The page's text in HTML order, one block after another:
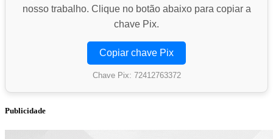
nosso trabalho. Clique no botão abaixo para copiar a
chave Pix.
Copiar chave Pix
Chave Pix: 72412763372
Publicidade